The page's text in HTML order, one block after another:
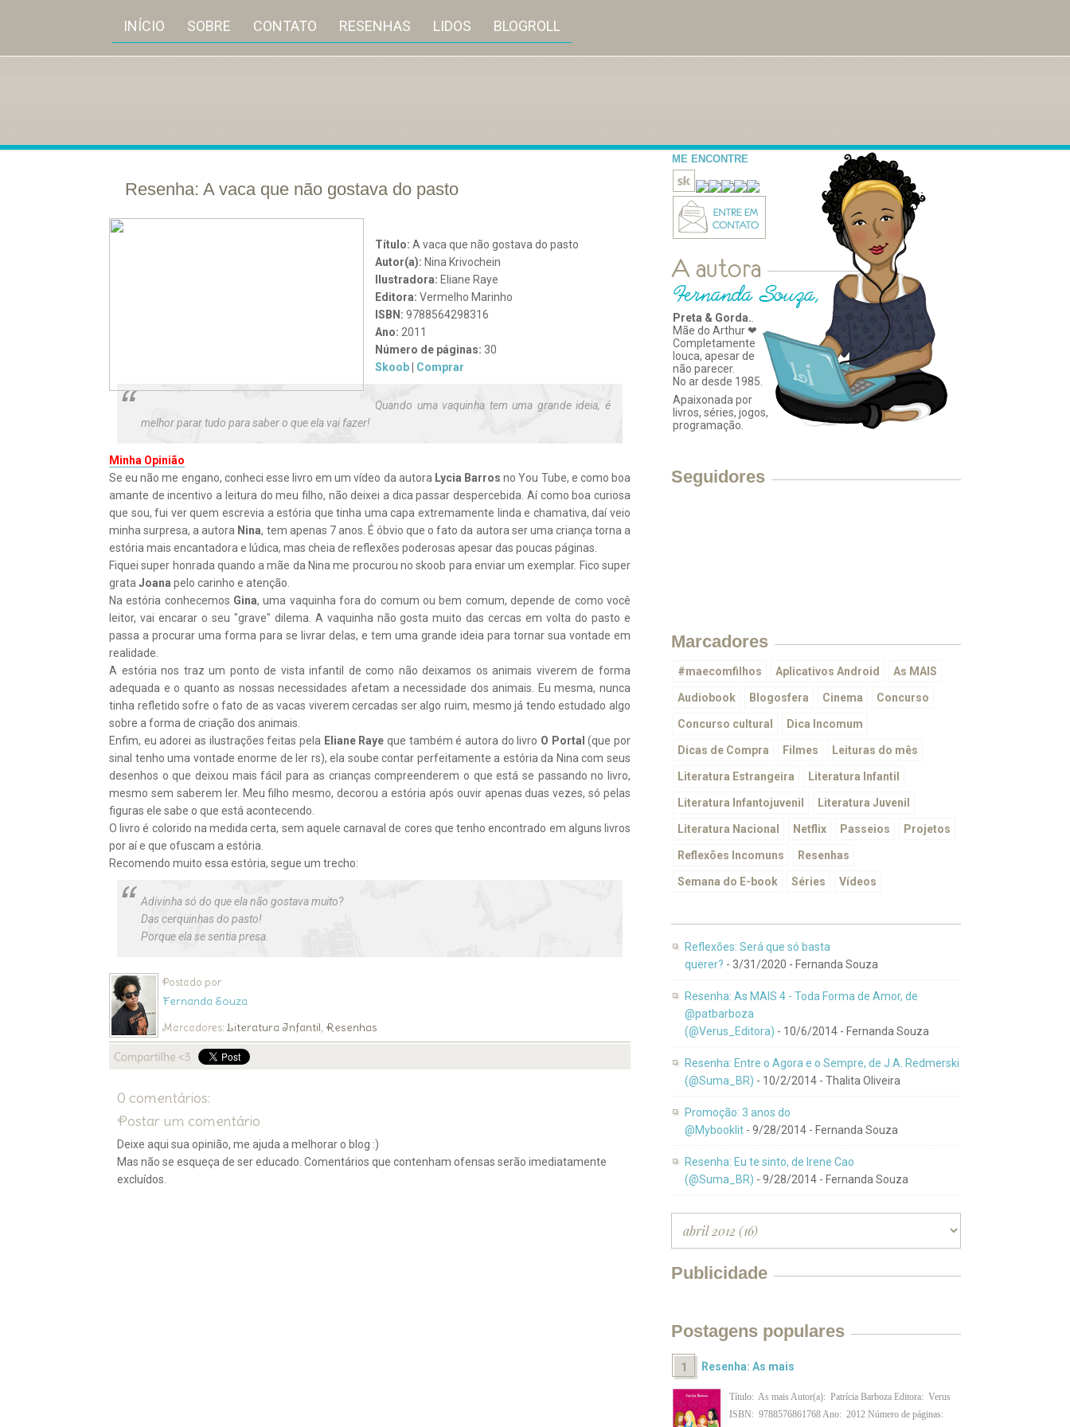
INÍCIO SOBRE CONTATO RESENHAS LIDOS BLOGROLL
Resenha: A vaca que não gostava do pasto
Título: A vaca que não gostava do pasto
Autor(a): Nina Krivochein
Ilustradora: Eliane Raye
Editora: Vermelho Marinho
ISBN: 9788564298316
Ano: 2011
Número de páginas: 30
Skoob
Comprar
Quando uma vaquinha tem uma grande ideia, é
melhor parar tudo para saber o que ela vai fazer!
Minha Opinião
Se eu não me engano, conheci esse livro em um vídeo da autora Lycia Barros no You Tube, e como boa
amante de incentivo a leitura do meu filho, não deixei a dica passar despercebida. Aí como boa curiosa
que sou, fui ver quem escrevia a estória que tinha uma capa extremamente linda e chamativa, daí veio
minha surpresa, a autora Nina, tem apenas 7 anos. É óbvio que o fato da autora ser uma criança torna a
estória mais encantadora e lúdica, mas cheia de reflexões poderosas apesar das poucas páginas.
Fiquei super honrada quando a mãe da Nina me procurou no skoob para enviar um exemplar. Fico super
grata Joana pelo carinho e atenção.
Na estória conhecemos Gina, uma vaquinha fora do comum ou bem comum, depende de como você
leitor, vai encarar o seu "grave" dilema. A vaquinha não gosta muito das cercas em volta do pasto e
passa a procurar uma forma para se livrar delas, e tem uma grande ideia para tornar sua vontade em
realidade.
A estória nos traz um ponto de vista infantil de como não deixamos os animais viverem de forma
adequada e o quanto as nossas necessidades afetam a necessidade dos animais. Eu mesma, nunca
tinha refletido sofre o fato de as vacas viverem cercadas ser algo ruim, mesmo já tendo estudado algo
sobre a forma de criação dos animais.
Enfim, eu adorei as ilustrações feitas pela Eliane Raye que também é autora do livro O Portal(que por
sinal tenho uma vontade enorme de ler rs), ela soube contar perfeitamente a estória da Nina com seus
desenhos o que deixou mais fácil para as crianças compreenderem o que está se passando no livro,
mesmo sem saberem ler. Meu filho mesmo, decorou a estória após ouvir apenas duas vezes, só pelas
figuras ele sabe o que está acontecendo.
O livro é colorido na medida certa, sem aquele carnaval de cores que tenho encontrado em alguns livros
por aí e que ofuscam a estória.
Recomendo muito essa estória, segue um trecho:
Adivinha só do que ela não gostava muito?
Das cerquinhas do pasto!
Porque ela se sentia presa.
Postado por
Fernanda Souza
Marcadores:Literatura Infantil, Resenhas
0 comentários:
Postar um comentário
Deixe aqui sua opinião, me ajuda a melhorar o blog :)
Mas não se esqueça de ser educado. Comentários que contenham ofensas serão imediatamente
excluídos.
ME ENCONTRE
Preta & Gorda.
Mãe do Arthur ❤
Completamente
louca, apesar de
não parecer.
No ar desde 1985.
Apaixonada por
livros, séries, jogos,
programação.
Seguidores
Marcadores
#maecomfilhos Aplicativos Android As MAIS
Audiobook Blogosfera Cinema Concurso
Concurso cultural Dica Incomum
Dicas de Compra Filmes Leituras do mês
Literatura Estrangeira Literatura Infantil
Literatura Infantojuvenil Literatura Juvenil
Literatura Nacional Netflix Passeios Projetos
Reflexões Incomuns Resenhas
Semana do E-book Séries Vídeos
Reflexões: Será que só basta
querer? - 3/31/2020 - Fernanda Souza
Resenha: As MAIS 4 - Toda Forma de Amor, de
@patbarboza
(@Verus_Editora) - 10/6/2014 - Fernanda Souza
Resenha: Entre o Agora e o Sempre, de J.A. Redmerski
(@Suma_BR) - 10/2/2014 - Thalita Oliveira
Promoção: 3 anos do
@Mybooklit - 9/28/2014 - Fernanda Souza
Resenha: Eu te sinto, de Irene Cao
(@Suma_BR) - 9/28/2014 - Fernanda Souza
Publicidade
Postagens populares
Resenha: As mais
Título: As mais Autor(a): Patrícia Barboza Editora: Verus
ISBN: 9788576861768 Ano: 2012 Número de páginas: